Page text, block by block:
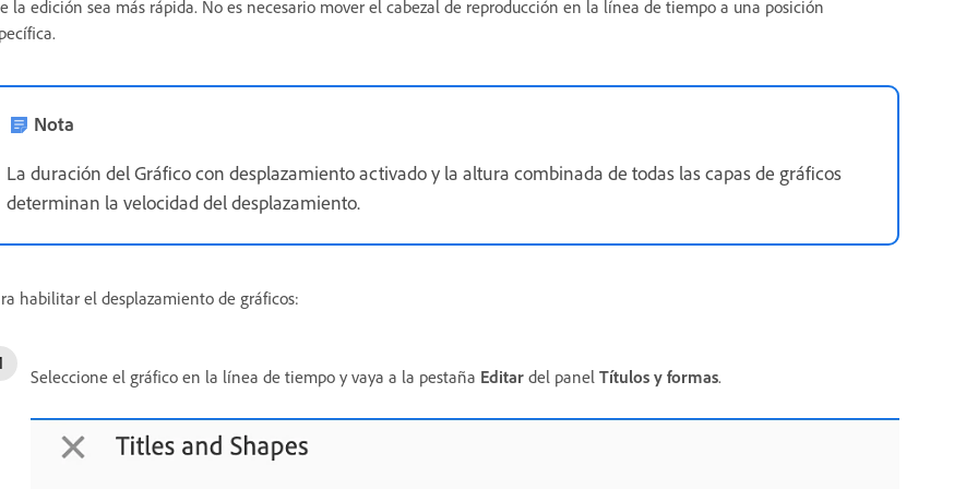
la edición sea más rápida. No es necesario mover el cabezal de reproducción en la línea de tiempo a una posición
Nota
La duración del Gráfico con desplazamiento activado y la altura combinada de todas las capas de gráficos
determinan la velocidad del desplazamiento.
habilitar el desplazamiento de gráficos:
Seleccione el gráfico en la línea de tiempo y vaya a la pestaña Editar del panel Títulos y formas.